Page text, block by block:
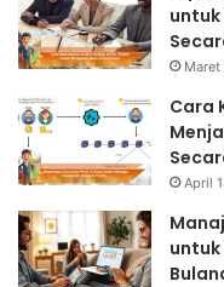
Maret
Cara
April